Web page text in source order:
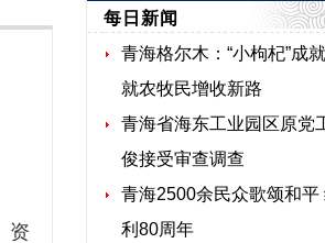
资
每日新闻
青海格尔木：“小枸杞”成
就农牧民增收新路
青海省海东工业园区原党
俊接受审查调查
青海2500余民众歌颂和平
利80周年